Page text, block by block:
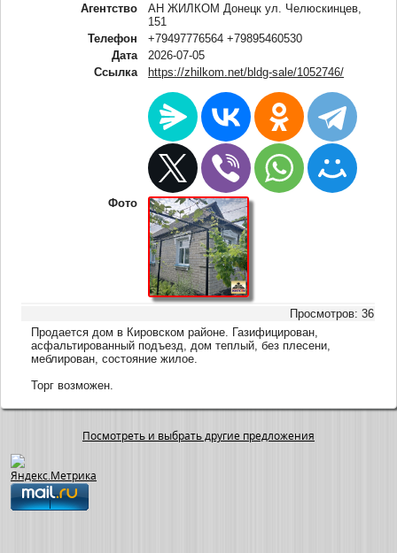
Агентство
АН ЖИЛКОМ Донецк ул. Челюскинцев,
151
Телефон
+79497776564 +79895460530
Дата
2026-07-05
Ссылка
https://zhilkom.net/bldg-sale/1052746/
Фото
Просмотров: 36
Продается дом в Кировском районе. Газифицирован,
асфальтированный подъезд, дом теплый, без плесени,
меблирован, состояние жилое.
Торг возможен.
Посмотреть и выбрать другие предложения